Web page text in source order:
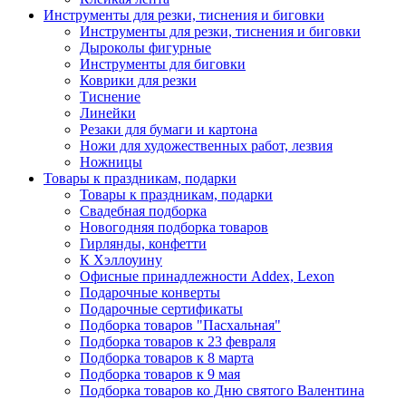
Инструменты для резки, тиснения и биговки
Инструменты для резки, тиснения и биговки
Дыроколы фигурные
Инструменты для биговки
Коврики для резки
Тиснение
Линейки
Резаки для бумаги и картона
Ножи для художественных работ, лезвия
Ножницы
Товары к праздникам, подарки
Товары к праздникам, подарки
Свадебная подборка
Новогодняя подборка товаров
Гирлянды, конфетти
К Хэллоуину
Офисные принадлежности Addex, Lexon
Подарочные конверты
Подарочные сертификаты
Подборка товаров "Пасхальная"
Подборка товаров к 23 февраля
Подборка товаров к 8 марта
Подборка товаров к 9 мая
Подборка товаров ко Дню святого Валентина